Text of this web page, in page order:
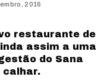
2016
restaurante de
assim a uma
do Sana
calhar.